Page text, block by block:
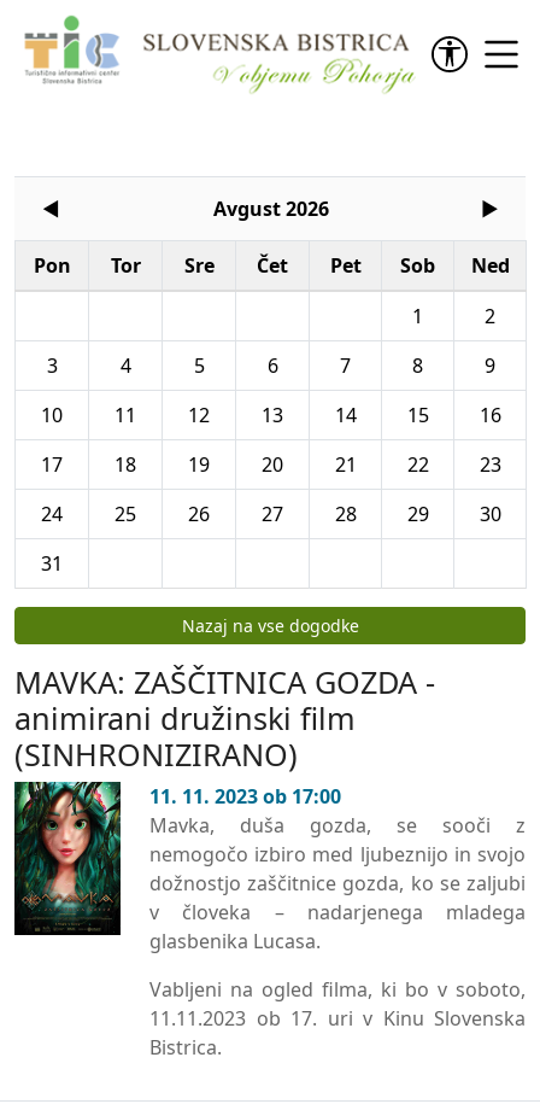
Preskoči na vsebino
Koledar dogodkov
◄ Avgust 2026 ►
Pon Tor Sre Čet Pet Sob
Ned
1
2
3
4 5 6 7 8
9
10
11 12 13 14 15
16
17
18 19 20 21 22
23
24
25 26 27 28 29
30
31
Nazaj na vse dogodke
MAVKA: ZAŠČITNICA GOZDA -
animirani družinski film
(SINHRONIZIRANO)
11. 11. 2023 ob 17:00
Mavka, duša gozda, se sooči z
nemogočo izbiro med ljubeznijo in svojo
dožnostjo zaščitnice gozda, ko se zaljubi
v človeka – nadarjenega mladega
glasbenika Lucasa.
Vabljeni na ogled filma, ki bo v soboto,
11.11.2023 ob 17. uri v Kinu Slovenska
Bistrica.